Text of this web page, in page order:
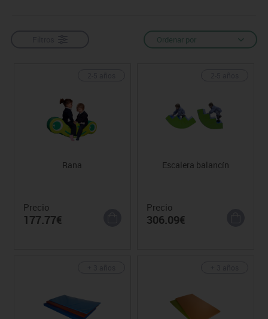
Ordenar por
Rana
Precio
177.77€
Escalera balancín
Precio
306.09€